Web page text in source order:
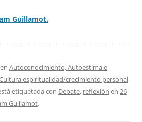
Guillamot.
Autoconocimiento, Autoestima e
Cultura espiritualidad/crecimiento personal,
etiquetada con Debate, reflexión en 26
Guillamot.